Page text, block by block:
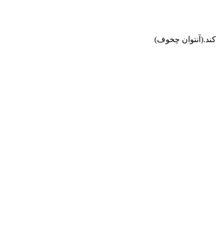
کند.(آنتوان چخوف)